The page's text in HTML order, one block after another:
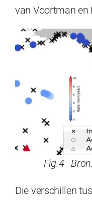
van Voortman en
Fig.4
Die verschillen